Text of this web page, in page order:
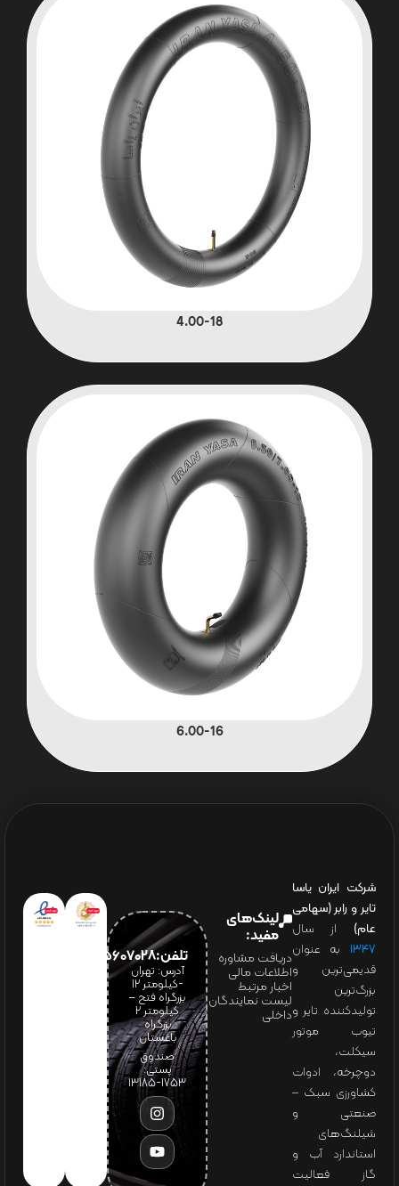
4.00-18
6.00-16
شرکت ایران یاسا
تایر و رابر (سهامی
عام) از سال
۱۳۴۷ به عنوان
قدیمی‌ترین و
بزرگ‌ترین
تولیدکننده تایر و
تیوب موتور
سیکلت،
دوچرخه، ادوات
کشاورزی سبک –
صنعتی و
شیلنگ‌های
استاندارد آب و
گاز فعالیت
لینک‌های
مفید:
دریافت مشاوره
اطلاعات مالی
اخبار مرتبط
لیست نمایندگان
داخلی
تلفن:65607028(021)
آدرس: تهران
-کیلومتر 12
بزرگراه فتح –
کیلومتر ۲
بزرگراه
باغستان
صندوق
پستی:
1753-13185